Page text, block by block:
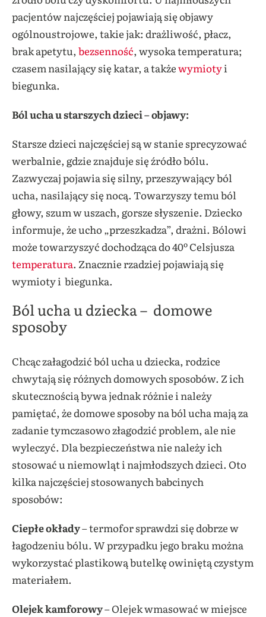
pacjentów najczęściej pojawiają się objawy
ogólnoustrojowe, takie jak: drażliwość, płacz,
brak apetytu,bezsenność, wysoka temperatura;
czasem nasilający się katar, a takżewymiotyi
biegunka.
Ból ucha u starszych dzieci – objawy:
Starsze dzieci najczęściej są w stanie sprecyzować
werbalnie, gdzie znajduje się źródło bólu.
Zazwyczaj pojawia się silny, przeszywający ból
ucha, nasilający się nocą. Towarzyszy temu ból
głowy, szum w uszach, gorsze słyszenie. Dziecko
informuje, że ucho „przeszkadza”, drażni. Bólowi
może towarzyszyć dochodząca do 40º Celsjusza
temperatura. Znacznie rzadziej pojawiają się
wymioty i biegunka.
Ból ucha u dziecka – domowe
sposoby
Chcąc załagodzić ból ucha u dziecka, rodzice
chwytają się różnych domowych sposobów. Z ich
skutecznością bywa jednak różnie i należy
pamiętać, że domowe sposoby na ból ucha mają za
zadanie tymczasowo złagodzić problem, ale nie
wyleczyć. Dla bezpieczeństwa nie należy ich
stosować u niemowląt i najmłodszych dzieci. Oto
kilka najczęściej stosowanych babcinych
sposobów:
Ciepłe okłady– termofor sprawdzi się dobrze w
łagodzeniu bólu. W przypadku jego braku można
wykorzystać plastikową butelkę owiniętą czystym
materiałem.
Olejek kamforowy– Olejek wmasować w miejsce